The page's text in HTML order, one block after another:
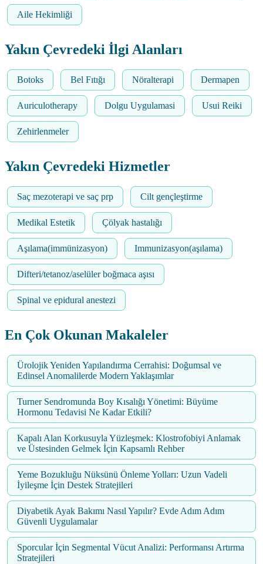
Aile Hekimliği
Yakın Çevredeki İlgi Alanları
Botoks Bel Fıtığı Nöralterapi Dermapen
Auriculotherapy Dolgu Uygulamasi Usui Reiki
Zehirlenmeler
Yakın Çevredeki Hizmetler
Saç mezoterapi ve saç prp Cilt gençleştirme
Medikal Estetik Çölyak hastalığı
Aşılama(immünizasyon) Immunizasyon(aşılama)
Difteri/tetanoz/aselüler boğmaca aşısı
Spinal ve epidural anestezi
En Çok Okunan Makaleler
Ürolojik Yeniden Yapılandırma Cerrahisi: Doğumsal ve
Edinsel Anomalilerde Modern Yaklaşımlar
Turner Sendromunda Boy Kısalığı Yönetimi: Büyüme
Hormonu Tedavisi Ne Kadar Etkili?
Kapalı Alan Korkusuyla Yüzleşmek: Klostrofobiyi Anlamak
ve Üstesinden Gelmek İçin Kapsamlı Rehber
Yeme Bozukluğu Nüksünü Önleme Yolları: Uzun Vadeli
İyileşme İçin Destek Stratejileri
Diyabetik Ayak Bakımı Nasıl Yapılır? Evde Adım Adım
Güvenli Uygulamalar
Sporcular İçin Segmental Vücut Analizi: Performansı Artırma
Stratejileri